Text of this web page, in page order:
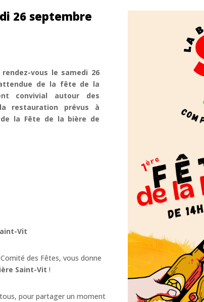
26 septembre
vous le samedi 26
de la fête de la
convivial autour des
restauration prévus à
la Fête de la bière de
Vit
des Fêtes, vous donne
Saint-Vit !
pour partager un moment